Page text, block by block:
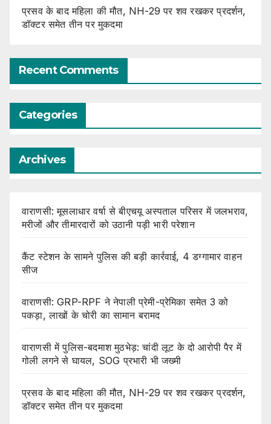
प्रसव के बाद महिला की मौत, NH-29 पर शव रखकर प्रदर्शन,
डॉक्टर समेत तीन पर मुकदमा
Recent Comments
Categories
Archives
वाराणसी: मूसलाधार वर्षा से बीएचयू अस्पताल परिसर में जलभराव,
मरीजों और तीमारदारों को उठानी पड़ी भारी परेशान
कैंट स्टेशन के सामने पुलिस की बड़ी कार्रवाई, 4 डग्गामार वाहन
सीज
वाराणसी: GRP-RPF ने नेपाली प्रेमी-प्रेमिका समेत 3 को
पकड़ा, लाखों के चोरी का सामान बरामद
वाराणसी में पुलिस-बदमाश मुठभेड़: चांदी लूट के दो आरोपी पैर में
गोली लगने से घायल, SOG प्रभारी भी जख्मी
प्रसव के बाद महिला की मौत, NH-29 पर शव रखकर प्रदर्शन,
डॉक्टर समेत तीन पर मुकदमा